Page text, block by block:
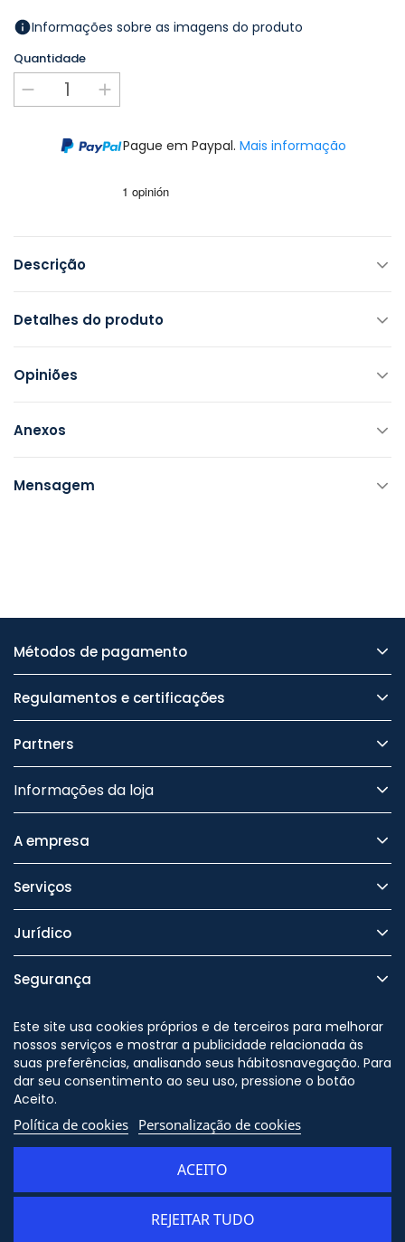
Informações sobre as imagens do produto
Quantidade
Pague em Paypal. Mais informação
Descrição
Detalhes do produto
Opiniões
Anexos
Mensagem
Métodos de pagamento
Regulamentos e certificações
Partners
Informações da loja
A empresa
Serviços
Jurídico
Segurança
Este site usa cookies próprios e de terceiros para melhorar
nossos serviços e mostrar a publicidade relacionada às
suas preferências, analisando seus hábitosnavegação. Para
dar seu consentimento ao seu uso, pressione o botão
Aceito.
Política de cookies Personalização de cookies
REJEITAR TUDO
ACEITO
Nos siga no
© Copyright - ORION91 - CIF
B10982650 - Todos os direitos